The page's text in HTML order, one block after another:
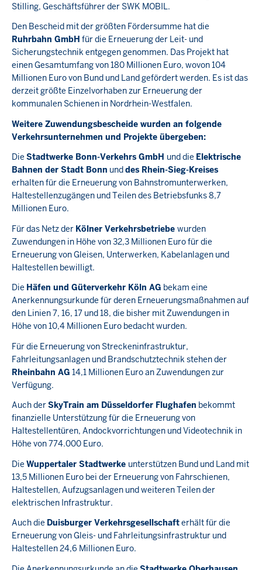
Stilling, Geschäftsführer der SWK MOBIL.
Den Bescheid mit der größten Fördersumme hat die
Ruhrbahn GmbH für die Erneuerung der Leit- und
Sicherungstechnik entgegen genommen. Das Projekt hat
einen Gesamtumfang von 180 Millionen Euro, wovon 104
Millionen Euro von Bund und Land gefördert werden. Es ist das
derzeit größte Einzelvorhaben zur Erneuerung der
kommunalen Schienen in Nordrhein-Westfalen.
Weitere Zuwendungsbescheide wurden an folgende
Verkehrsunternehmen und Projekte übergeben:
Die Stadtwerke Bonn-Verkehrs GmbH und die Elektrische
Bahnen der Stadt Bonn unddes Rhein-Sieg-Kreises
erhalten für die Erneuerung von Bahnstromunterwerken,
Haltestellenzugängen und Teilen des Betriebsfunks 8,7
Millionen Euro.
Für das Netz der Kölner Verkehrsbetriebe wurden
Zuwendungen in Höhe von 32,3 Millionen Euro für die
Erneuerung von Gleisen, Unterwerken, Kabelanlagen und
Haltestellen bewilligt.
Die Häfen und Güterverkehr Köln AG bekam eine
Anerkennungsurkunde für deren Erneuerungsmaßnahmen auf
den Linien 7, 16, 17 und 18, die bisher mit Zuwendungen in
Höhe von 10,4 Millionen Euro bedacht wurden.
Für die Erneuerung von Streckeninfrastruktur,
Fahrleitungsanlagen und Brandschutztechnik stehen der
Rheinbahn AG 14,1 Millionen Euro an Zuwendungen zur
Verfügung.
Auch derSkyTrain am Düsseldorfer Flughafen bekommt
finanzielle Unterstützung für die Erneuerung von
Haltestellentüren, Andockvorrichtungen und Videotechnik in
Höhe von 774.000 Euro.
Die Wuppertaler Stadtwerke unterstützen Bund und Land mit
13,5 Millionen Euro bei der Erneuerung von Fahrschienen,
Haltestellen, Aufzugsanlagen und weiteren Teilen der
elektrischen Infrastruktur.
Auch die Duisburger Verkehrsgesellschafterhält für die
Erneuerung von Gleis- und Fahrleitungsinfrastruktur und
Haltestellen 24,6 Millionen Euro.